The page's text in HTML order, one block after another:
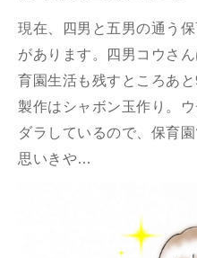
現在、四男と五男の通う
があります。四男コウさ
育園生活も残すところあ
製作はシャボン玉作り。
ダラしているので、保育
思いきや…